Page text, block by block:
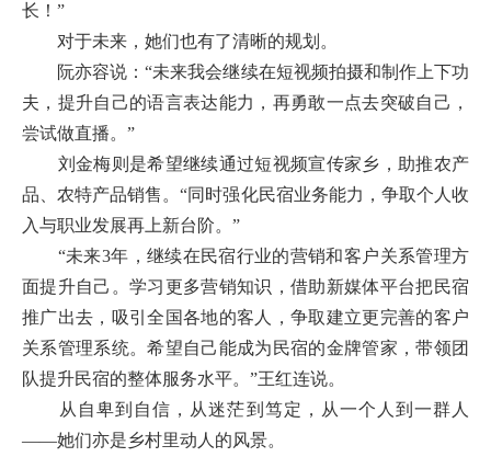
长！”
对于未来，她们也有了清晰的规划。
阮亦容说：“未来我会继续在短视频拍摄和制作上下功
夫，提升自己的语言表达能力，再勇敢一点去突破自己，
尝试做直播。”
刘金梅则是希望继续通过短视频宣传家乡，助推农产
品、农特产品销售。“同时强化民宿业务能力，争取个人收
入与职业发展再上新台阶。”
“未来3年，继续在民宿行业的营销和客户关系管理方
面提升自己。学习更多营销知识，借助新媒体平台把民宿
推广出去，吸引全国各地的客人，争取建立更完善的客户
关系管理系统。希望自己能成为民宿的金牌管家，带领团
队提升民宿的整体服务水平。”王红连说。
从自卑到自信，从迷茫到笃定，从一个人到一群人
——她们亦是乡村里动人的风景。